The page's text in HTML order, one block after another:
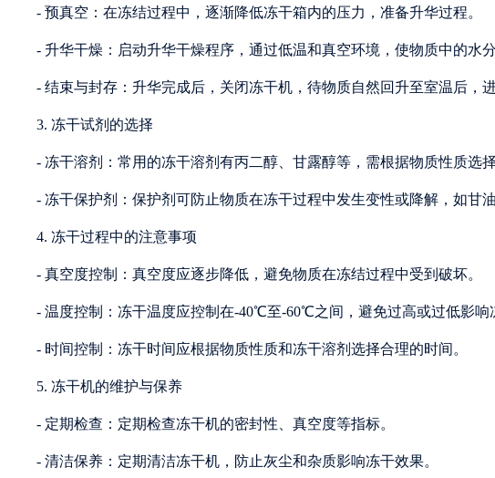
- 预真空：在冻结过程中，逐渐降低冻干箱内的压力，准备升华过程。
- 升华干燥：启动升华干燥程序，通过低温和真空环境，使物质中的水分
- 结束与封存：升华完成后，关闭冻干机，待物质自然回升至室温后，进
3. 冻干试剂的选择
- 冻干溶剂：常用的冻干溶剂有丙二醇、甘露醇等，需根据物质性质选择
- 冻干保护剂：保护剂可防止物质在冻干过程中发生变性或降解，如甘油
4. 冻干过程中的注意事项
- 真空度控制：真空度应逐步降低，避免物质在冻结过程中受到破坏。
- 温度控制：冻干温度应控制在-40℃至-60℃之间，避免过高或过低影响
- 时间控制：冻干时间应根据物质性质和冻干溶剂选择合理的时间。
5. 冻干机的维护与保养
- 定期检查：定期检查冻干机的密封性、真空度等指标。
- 清洁保养：定期清洁冻干机，防止灰尘和杂质影响冻干效果。